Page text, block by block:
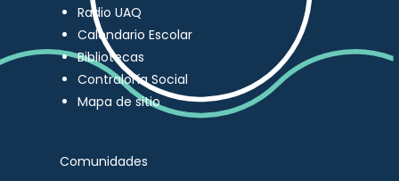
Radio UAQ
Calendario Escolar
Bibliotecas
Contraloría Social
Mapa de sitio
Comunidades